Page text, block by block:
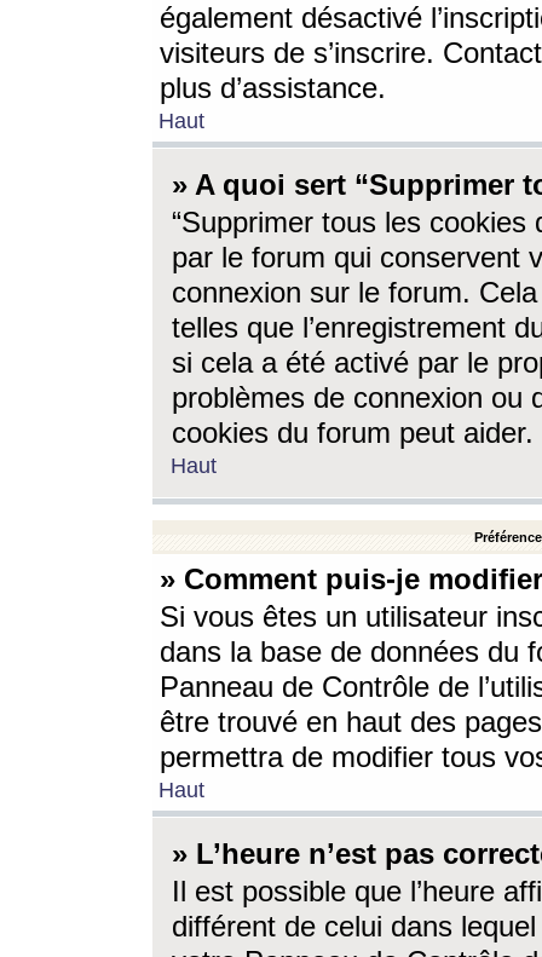
également désactivé
visiteurs de s’inscrire.
plus d’assistance.
Haut
» A quoi sert “Supprimer
“Supprimer tous les cookies
par le forum qui conservent
connexion sur le forum.
telles que l’enregistrement
si cela a été activé par le
problèmes de connexion ou
cookies du forum peut aider.
Haut
» Comment puis-je
Si vous êtes un utilisateur
dans la base de données du
Panneau de Contrôle de
être trouvé en haut des
permettra de modifier tous
Haut
» L’heure n’est pas
Il est possible que l’heure
différent de celui dans